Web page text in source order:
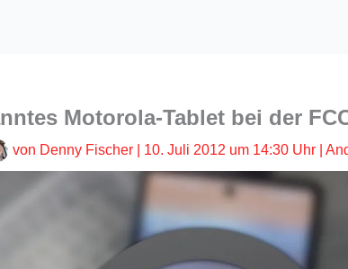
Motorola-Tablet bei der
von Denny Fischer 10. Juli 2012 um 14:30 Uhr